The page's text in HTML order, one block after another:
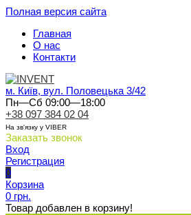
Полная версия сайта
Главная
О нас
Контакти
м. Київ, вул. Половецька 3/42
Пн—Сб 09:00—18:00
+38 097 384 02 04
На зв'язку у VIBER
Заказать звонок
Вход
Регистрация
0
Корзина
0 грн.
Товар добавлен в корзину!